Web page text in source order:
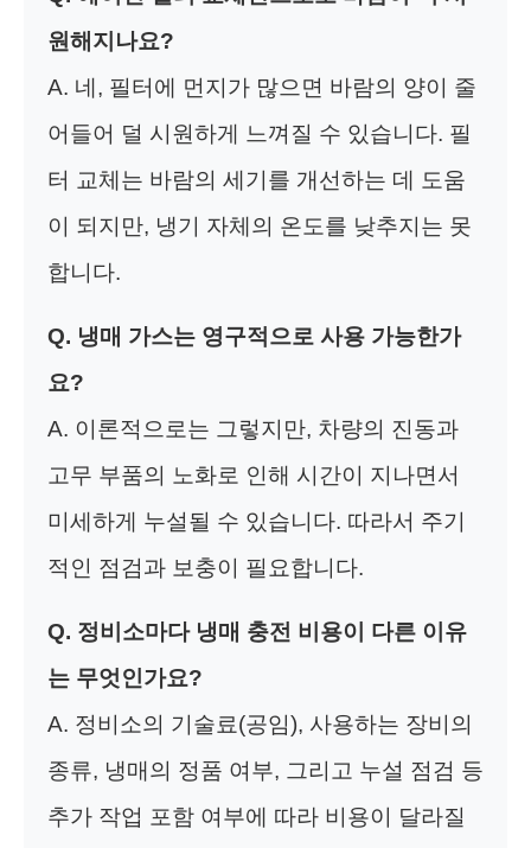
원해지나요?
A. 네, 필터에 먼지가 많으면 바람의 양이 줄
어들어 덜 시원하게 느껴질 수 있습니다. 필
터 교체는 바람의 세기를 개선하는 데 도움
이 되지만, 냉기 자체의 온도를 낮추지는 못
합니다.
Q. 냉매 가스는 영구적으로 사용 가능한가
요?
A. 이론적으로는 그렇지만, 차량의 진동과
고무 부품의 노화로 인해 시간이 지나면서
미세하게 누설될 수 있습니다. 따라서 주기
적인 점검과 보충이 필요합니다.
Q. 정비소마다 냉매 충전 비용이 다른 이유
는 무엇인가요?
A. 정비소의 기술료(공임), 사용하는 장비의
종류, 냉매의 정품 여부, 그리고 누설 점검 등
추가 작업 포함 여부에 따라 비용이 달라질